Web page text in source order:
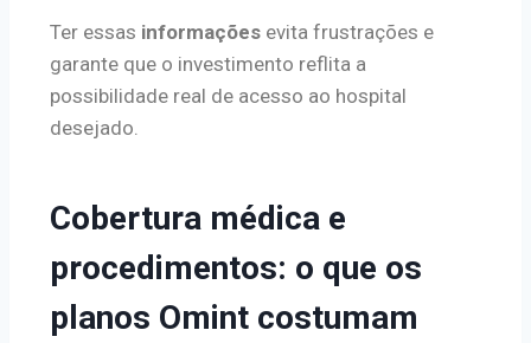
Ter essas informações evita frustrações e
garante que o investimento reflita a
possibilidade real de acesso ao hospital
desejado.
Cobertura médica e
procedimentos: o que os
planos Omint costumam